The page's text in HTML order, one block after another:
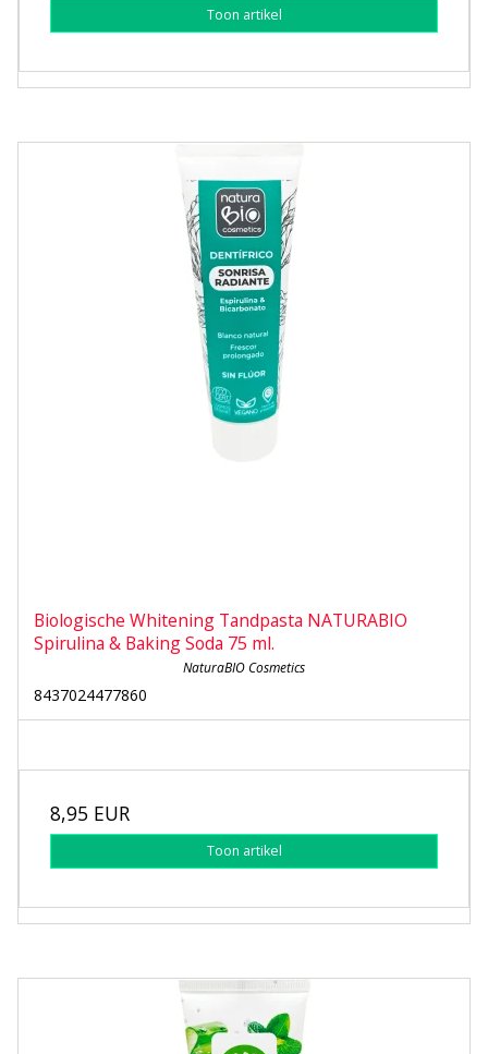
Toon artikel
Biologische Whitening Tandpasta NATURABIO
Spirulina & Baking Soda 75 ml.
NaturaBIO Cosmetics
8437024477860
8,95 EUR
Toon artikel